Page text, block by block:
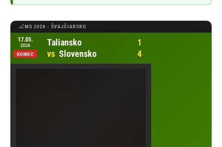
MS 2026 - ŠVAJČIARSKO
Otvoriť zápas Taliansko vs Slovensko na Tipsporte
Taliansko
vs Slovensko
17.05.
2026
KONIEC